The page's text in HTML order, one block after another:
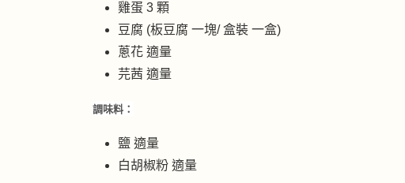
雞蛋 3 顆
豆腐 (板豆腐 一塊/ 盒裝 一盒)
蔥花 適量
芫茜 適量
調味料：
鹽 適量
白胡椒粉 適量